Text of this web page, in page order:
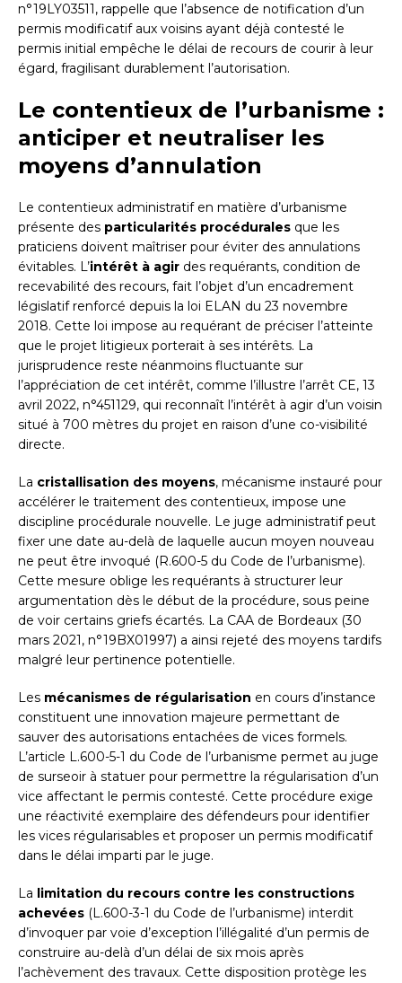
n°19LY03511, rappelle que l’absence de notification d’un
permis modificatif aux voisins ayant déjà contesté le
permis initial empêche le délai de recours de courir à leur
égard, fragilisant durablement l’autorisation.
Le contentieux de l’urbanisme :
anticiper et neutraliser les
moyens d’annulation
Le contentieux administratif en matière d’urbanisme
présente des particularités procédurales que les
praticiens doivent maîtriser pour éviter des annulations
évitables. L’intérêt à agir des requérants, condition de
recevabilité des recours, fait l’objet d’un encadrement
législatif renforcé depuis la loi ELAN du 23 novembre
2018. Cette loi impose au requérant de préciser l’atteinte
que le projet litigieux porterait à ses intérêts. La
jurisprudence reste néanmoins fluctuante sur
l’appréciation de cet intérêt, comme l’illustre l’arrêt CE, 13
avril 2022, n°451129, qui reconnaît l’intérêt à agir d’un voisin
situé à 700 mètres du projet en raison d’une co-visibilité
directe.
La cristallisation des moyens, mécanisme instauré pour
accélérer le traitement des contentieux, impose une
discipline procédurale nouvelle. Le juge administratif peut
fixer une date au-delà de laquelle aucun moyen nouveau
ne peut être invoqué (R.600-5 du Code de l’urbanisme).
Cette mesure oblige les requérants à structurer leur
argumentation dès le début de la procédure, sous peine
de voir certains griefs écartés. La CAA de Bordeaux (30
mars 2021, n°19BX01997) a ainsi rejeté des moyens tardifs
malgré leur pertinence potentielle.
Les mécanismes de régularisation en cours d’instance
constituent une innovation majeure permettant de
sauver des autorisations entachées de vices formels.
L’article L.600-5-1 du Code de l’urbanisme permet au juge
de surseoir à statuer pour permettre la régularisation d’un
vice affectant le permis contesté. Cette procédure exige
une réactivité exemplaire des défendeurs pour identifier
les vices régularisables et proposer un permis modificatif
dans le délai imparti par le juge.
La limitation du recours contre les constructions
achevées (L.600-3-1 du Code de l’urbanisme) interdit
d’invoquer par voie d’exception l’illégalité d’un permis de
construire au-delà d’un délai de six mois après
l’achèvement des travaux. Cette disposition protège les